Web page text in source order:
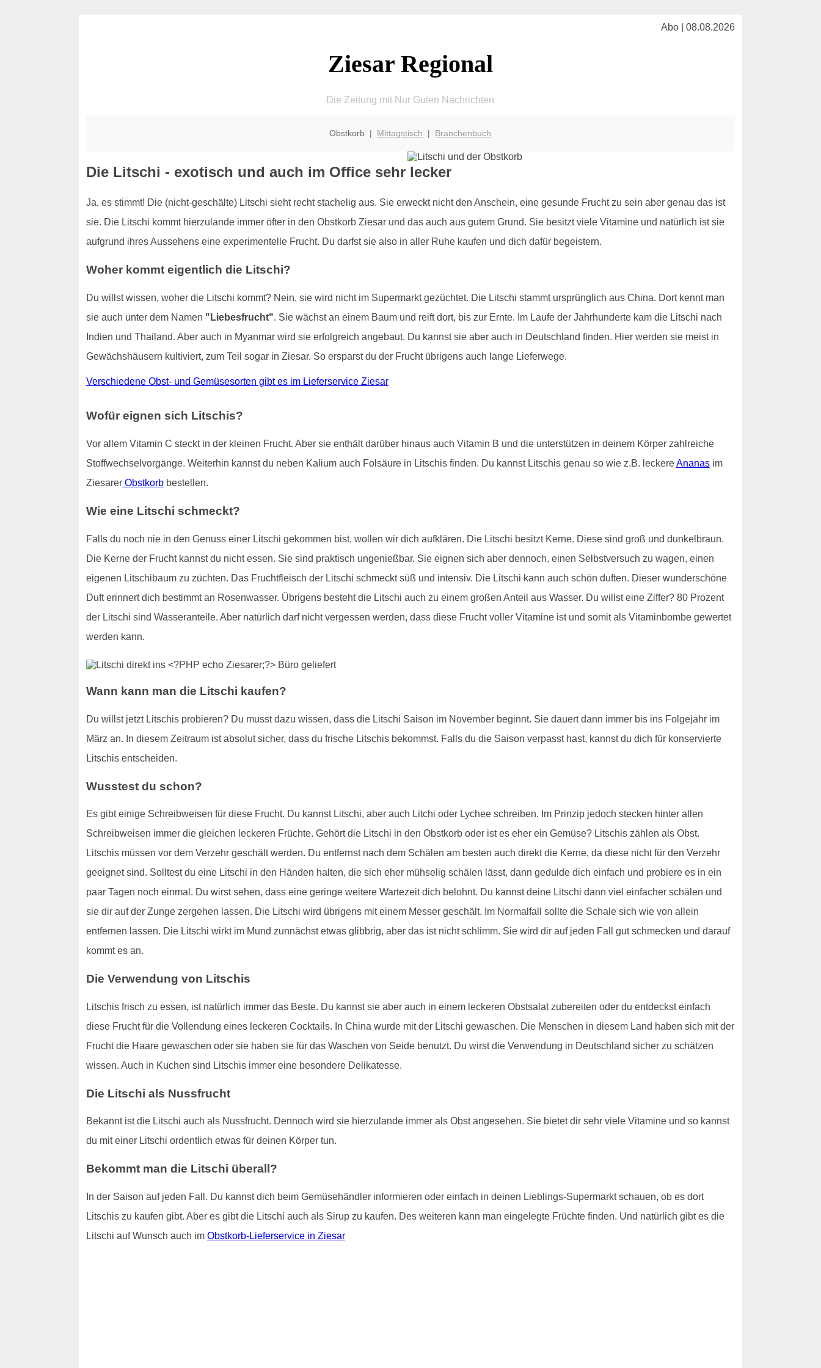
Abo | 08.08.2026
Ziesar Regional
Die Zeitung mit Nur Guten Nachrichten
Obstkorb | Mittagstisch | Branchenbuch
Die Litschi - exotisch und auch im Office sehr lecker
Ja, es stimmt! Die (nicht-geschälte) Litschi sieht recht stachelig aus. Sie erweckt nicht den Anschein, eine gesunde Frucht zu sein aber genau das ist
sie. Die Litschi kommt hierzulande immer öfter in den Obstkorb Ziesar und das auch aus gutem Grund. Sie besitzt viele Vitamine und natürlich ist sie
aufgrund ihres Aussehens eine experimentelle Frucht. Du darfst sie also in aller Ruhe kaufen und dich dafür begeistern.
Woher kommt eigentlich die Litschi?
Du willst wissen, woher die Litschi kommt? Nein, sie wird nicht im Supermarkt gezüchtet. Die Litschi stammt ursprünglich aus China. Dort kennt man
sie auch unter dem Namen "Liebesfrucht". Sie wächst an einem Baum und reift dort, bis zur Ernte. Im Laufe der Jahrhunderte kam die Litschi nach
Indien und Thailand. Aber auch in Myanmar wird sie erfolgreich angebaut. Du kannst sie aber auch in Deutschland finden. Hier werden sie meist in
Gewächshäusern kultiviert, zum Teil sogar in Ziesar. So ersparst du der Frucht übrigens auch lange Lieferwege.
Verschiedene Obst- und Gemüsesorten gibt es im Lieferservice Ziesar
Wofür eignen sich Litschis?
Vor allem Vitamin C steckt in der kleinen Frucht. Aber sie enthält darüber hinaus auch Vitamin B und die unterstützen in deinem Körper zahlreiche
Stoffwechselvorgänge. Weiterhin kannst du neben Kalium auch Folsäure in Litschis finden. Du kannst Litschis genau so wie z.B. leckereAnanasim
ZiesarerObstkorbbestellen.
Wie eine Litschi schmeckt?
Falls du noch nie in den Genuss einer Litschi gekommen bist, wollen wir dich aufklären. Die Litschi besitzt Kerne. Diese sind groß und dunkelbraun.
Die Kerne der Frucht kannst du nicht essen. Sie sind praktisch ungenießbar. Sie eignen sich aber dennoch, einen Selbstversuch zu wagen, einen
eigenen Litschibaum zu züchten. Das Fruchtfleisch der Litschi schmeckt süß und intensiv. Die Litschi kann auch schön duften. Dieser wunderschöne
Duft erinnert dich bestimmt an Rosenwasser. Übrigens besteht die Litschi auch zu einem großen Anteil aus Wasser. Du willst eine Ziffer? 80 Prozent
der Litschi sind Wasseranteile. Aber natürlich darf nicht vergessen werden, dass diese Frucht voller Vitamine ist und somit als Vitaminbombe gewertet
werden kann.
Wann kann man die Litschi kaufen?
Du willst jetzt Litschis probieren? Du musst dazu wissen, dass die Litschi Saison im November beginnt. Sie dauert dann immer bis ins Folgejahr im
März an. In diesem Zeitraum ist absolut sicher, dass du frische Litschis bekommst. Falls du die Saison verpasst hast, kannst du dich für konservierte
Litschis entscheiden.
Wusstest du schon?
Es gibt einige Schreibweisen für diese Frucht. Du kannst Litschi, aber auch Litchi oder Lychee schreiben. Im Prinzip jedoch stecken hinter allen
Schreibweisen immer die gleichen leckeren Früchte. Gehört die Litschi in den Obstkorb oder ist es eher ein Gemüse? Litschis zählen als Obst.
Litschis müssen vor dem Verzehr geschält werden. Du entfernst nach dem Schälen am besten auch direkt die Kerne, da diese nicht für den Verzehr
geeignet sind. Solltest du eine Litschi in den Händen halten, die sich eher mühselig schälen lässt, dann gedulde dich einfach und probiere es in ein
paar Tagen noch einmal. Du wirst sehen, dass eine geringe weitere Wartezeit dich belohnt. Du kannst deine Litschi dann viel einfacher schälen und
sie dir auf der Zunge zergehen lassen. Die Litschi wird übrigens mit einem Messer geschält. Im Normalfall sollte die Schale sich wie von allein
entfernen lassen. Die Litschi wirkt im Mund zunnächst etwas glibbrig, aber das ist nicht schlimm. Sie wird dir auf jeden Fall gut schmecken und darauf
kommt es an.
Die Verwendung von Litschis
Litschis frisch zu essen, ist natürlich immer das Beste. Du kannst sie aber auch in einem leckeren Obstsalat zubereiten oder du entdeckst einfach
diese Frucht für die Vollendung eines leckeren Cocktails. In China wurde mit der Litschi gewaschen. Die Menschen in diesem Land haben sich mit der
Frucht die Haare gewaschen oder sie haben sie für das Waschen von Seide benutzt. Du wirst die Verwendung in Deutschland sicher zu schätzen
wissen. Auch in Kuchen sind Litschis immer eine besondere Delikatesse.
Die Litschi als Nussfrucht
Bekannt ist die Litschi auch als Nussfrucht. Dennoch wird sie hierzulande immer als Obst angesehen. Sie bietet dir sehr viele Vitamine und so kannst
du mit einer Litschi ordentlich etwas für deinen Körper tun.
Bekommt man die Litschi überall?
In der Saison auf jeden Fall. Du kannst dich beim Gemüsehändler informieren oder einfach in deinen Lieblings-Supermarkt schauen, ob es dort
Litschis zu kaufen gibt. Aber es gibt die Litschi auch als Sirup zu kaufen. Des weiteren kann man eingelegte Früchte finden. Und natürlich gibt es die
Litschi auf Wunsch auch im Obstkorb-Lieferservice in Ziesar